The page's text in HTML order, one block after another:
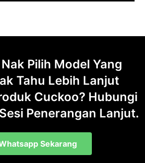
Pilih Model Yang
Tahu Lebih Lanjut
Cuckoo? Hubungi
Penerangan Lanjut.
Sekarang